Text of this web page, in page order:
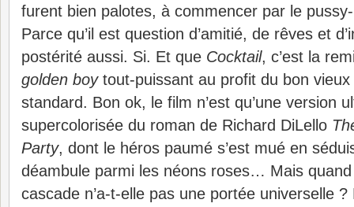
furent bien palotes, à commencer par le
Parce qu’il est question d’amitié, de rêves et
postérité aussi. Si. Et que Cocktail, c’est la
golden boytout-puissant au profit du bon vieux
standard. Bon ok, le film n’est qu’une version
supercolorisée du roman de Richard DiLello
Party, dont le héros paumé s’est mué en
déambule parmi les néons roses… Mais
cascade n’a-t-elle pas une portée universelle